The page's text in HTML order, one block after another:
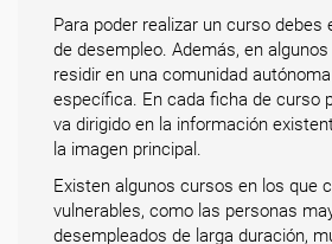
Para poder realizar un curso debes
de desempleo. Además, en
residir en una comunidad
específica. En cada ficha de curso
va dirigido en la información
la imagen principal.
Existen algunos cursos en los que
vulnerables, como las personas
desempleados de larga duración,